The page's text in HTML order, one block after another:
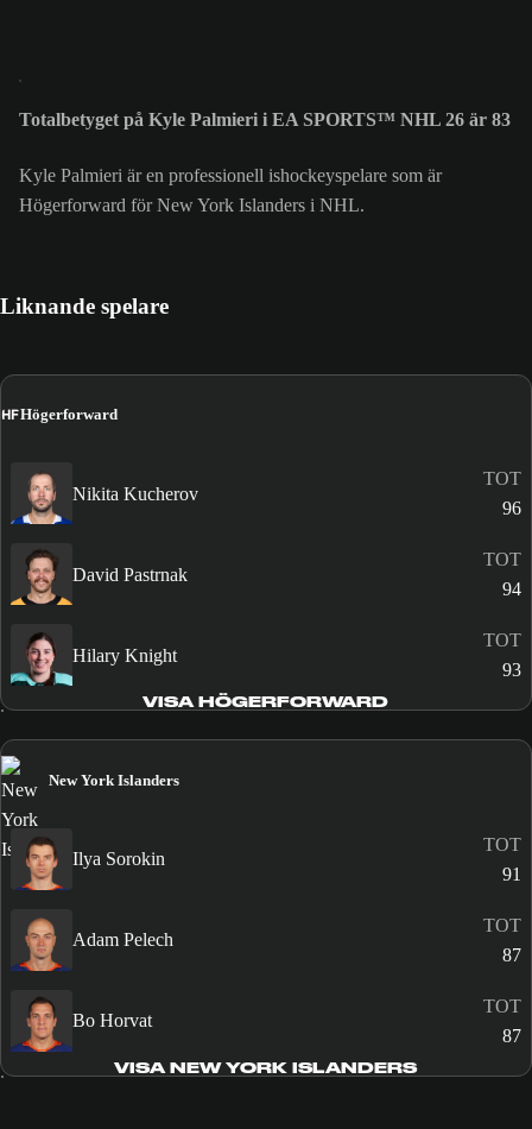
Totalbetyget på Kyle Palmieri i EA SPORTS™ NHL 26 är 83
Kyle Palmieri är en professionell ishockeyspelare som är
Högerforward för New York Islanders i NHL.
Liknande spelare
HFHögerforward
Nikita Kucherov
TOT
96
David Pastrnak
TOT
94
Hilary Knight
TOT
93
VISA HÖGERFORWARD
New York Islanders
Ilya Sorokin
TOT
91
Adam Pelech
TOT
87
Bo Horvat
TOT
87
VISA NEW YORK ISLANDERS